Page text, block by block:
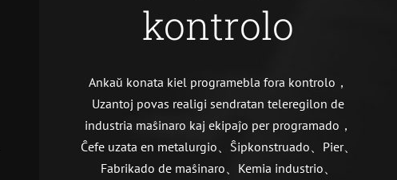
kontrolo
Ankaŭ konata kiel programebla fora kontrolo，
Uzantoj povas realigi sendratan teleregilon de
industria maŝinaro kaj ekipaĵo per programado，
Ĉefe uzata en metalurgio、Ŝipkonstruado、Pier、
Fabrikado de maŝinaro、Kemia industrio、